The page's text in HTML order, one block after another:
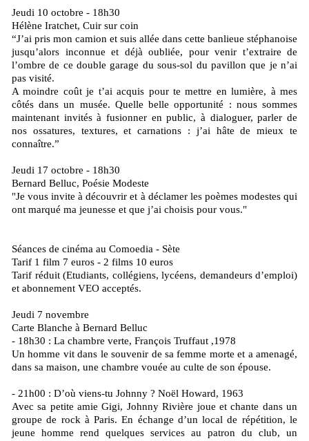
Jeudi 10 octobre - 18h30
Hélène Iratchet, Cuir sur coin
“J’ai pris mon camion et suis allée dans cette banlieue stéphanoise
jusqu’alors inconnue et déjà oubliée, pour venir t’extraire de
l’ombre de ce double garage du sous-sol du pavillon que je n’ai
pas visité.
A moindre coût je t’ai acquis pour te mettre en lumière, à mes
côtés dans un musée. Quelle belle opportunité : nous sommes
maintenant invités à fusionner en public, à dialoguer, parler de
nos ossatures, textures, et carnations : j’ai hâte de mieux te
connaître.”
Jeudi 17 octobre - 18h30
Bernard Belluc, Poésie Modeste
"Je vous invite à découvrir et à déclamer les poèmes modestes qui
ont marqué ma jeunesse et que j’ai choisis pour vous."
Séances de cinéma au Comoedia - Sète
Tarif 1 film 7 euros - 2 films 10 euros
Tarif réduit (Etudiants, collégiens, lycéens, demandeurs d’emploi)
et abonnement VEO acceptés.
Jeudi 7 novembre
Carte Blanche à Bernard Belluc
- 18h30 : La chambre verte, François Truffaut ,1978
Un homme vit dans le souvenir de sa femme morte et a amenagé,
dans sa maison, une chambre vouée au culte de son épouse.
- 21h00 : D’où viens-tu Johnny ? Noël Howard, 1963
Avec sa petite amie Gigi, Johnny Rivière joue et chante dans un
groupe de rock à Paris. En échange d’un local de répétition, le
jeune homme rend quelques services au patron du club, un